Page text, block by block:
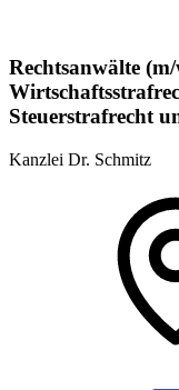
Rechtsanwälte
Steuerstrafrecht
Kanzlei Dr. Schmitz